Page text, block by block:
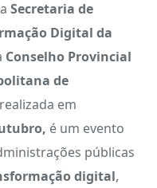
Secretaria de
Digital da
Conselho Provincial
de
em
é um evento
públicas
digital,